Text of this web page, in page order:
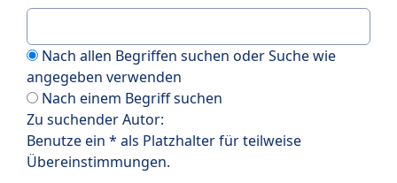
Nach allen Begriffen suchen oder Suche wie
angegeben verwenden
Nach einem Begriff suchen
Zu suchender Autor:
Benutze ein * als Platzhalter für teilweise
Übereinstimmungen.